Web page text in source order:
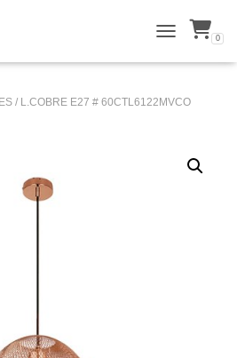
ALTERNAR
0
/ L.COBRE E27 # 60CTL6122MVCO